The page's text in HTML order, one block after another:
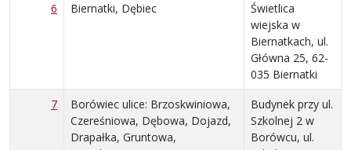
6
Biernatki, Dębiec
Świetlica
wiejska w
Biernatkach, ul.
Główna 25, 62-
035 Biernatki
7
Borówiec ulice: Brzoskwiniowa,
Czereśniowa, Dębowa, Dojazd,
Drapałka, Gruntowa,
Budynek przy ul.
Szkolnej 2 w
Borówcu, ul.